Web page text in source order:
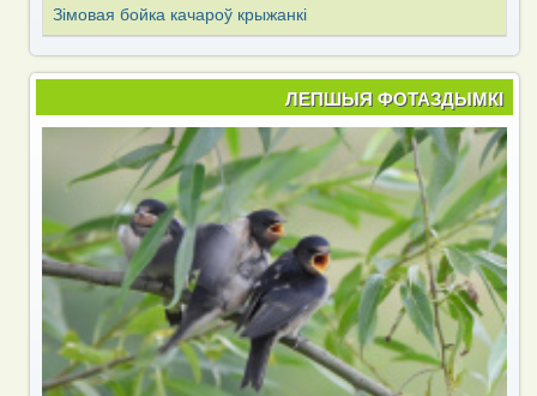
Зімовая бойка качароў крыжанкі
ЛЕПШЫЯ ФОТАЗДЫМКІ